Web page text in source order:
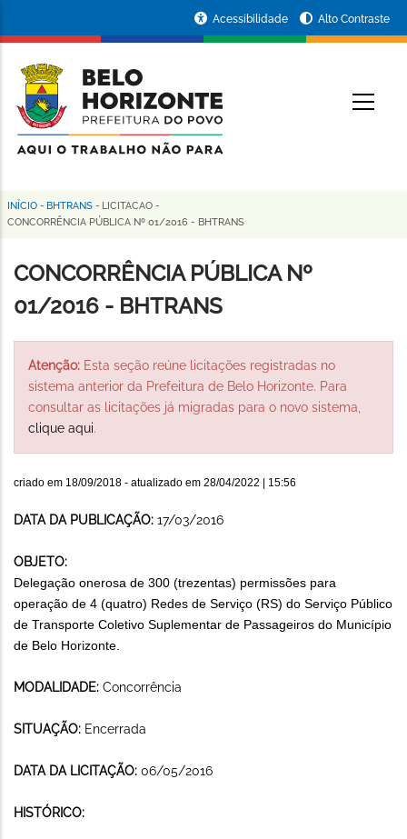
conteúdo
principal
da
Prefeitura
de
Horizonte
Acessibilidade Alto Contraste
Trilha
navegação
INÍCIO - BHTRANS - LICITACAO -
CONCORRÊNCIA PÚBLICA Nº 01/2016 - BHTRANS
CONCORRÊNCIA PÚBLICA Nº
01/2016 - BHTRANS
Atenção: Esta seção reúne licitações registradas no
sistema anterior da Prefeitura de Belo Horizonte. Para
consultar as licitações já migradas para o novo sistema,
clique aqui.
criado em 18/09/2018 - atualizado em 28/04/2022 | 15:56
DATA DA PUBLICAÇÃO: 17/03/2016
OBJETO:
Delegação onerosa de 300 (trezentas) permissões para
operação de 4 (quatro) Redes de Serviço (RS) do Serviço Público
de Transporte Coletivo Suplementar de Passageiros do Município
de Belo Horizonte.
MODALIDADE: Concorrência
SITUAÇÃO: Encerrada
DATA DA LICITAÇÃO: 06/05/2016
HISTÓRICO: